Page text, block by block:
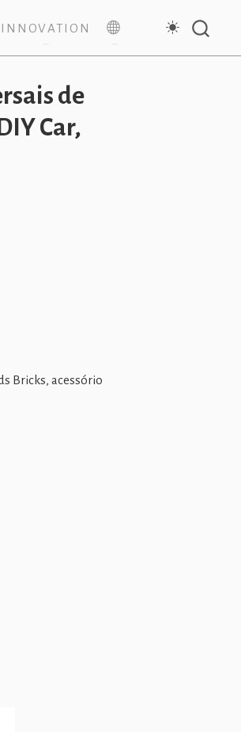
INNOVATION
de
Car,
Bricks, acessório